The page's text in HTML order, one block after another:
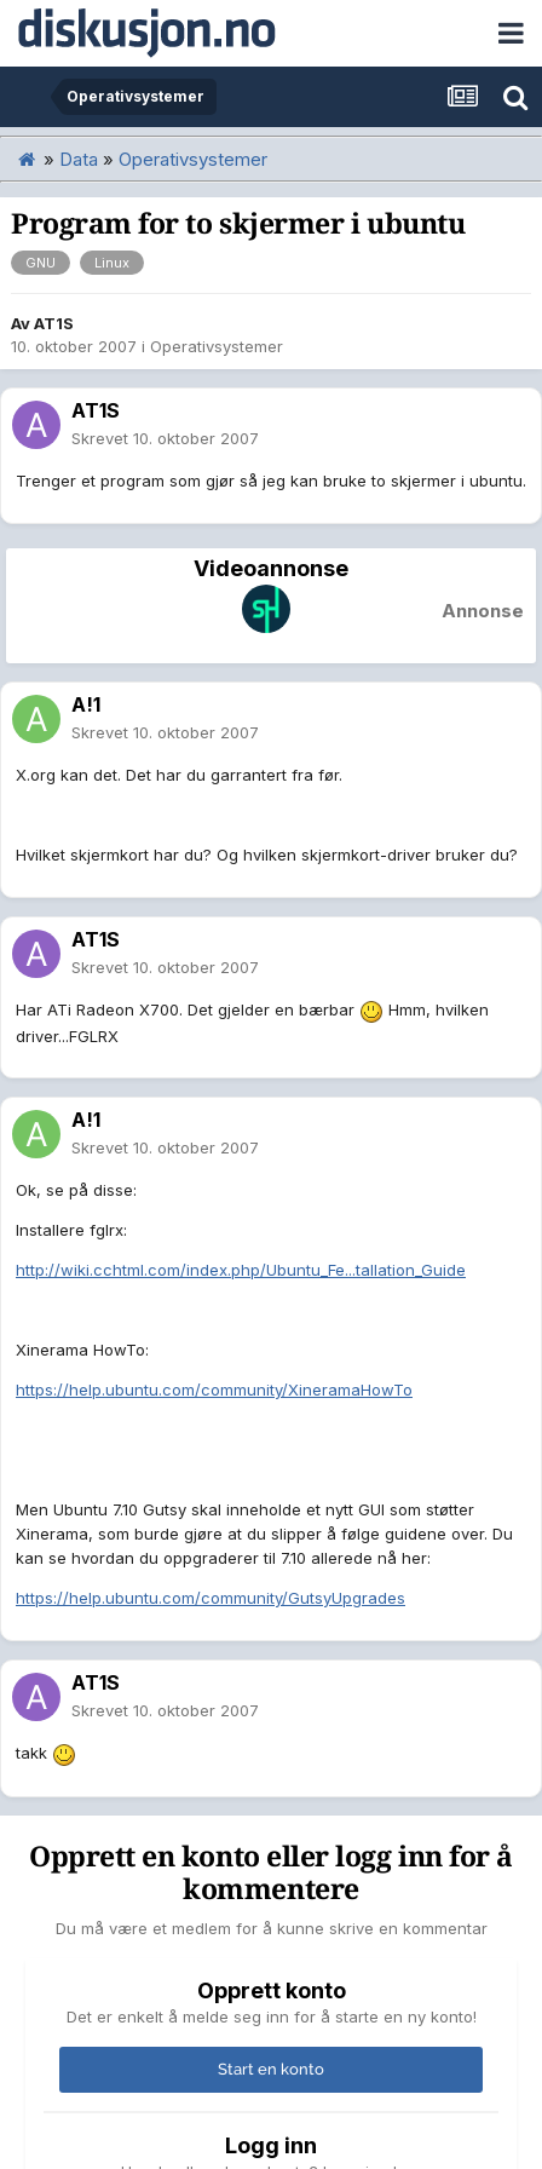
Operativsystemer
» Data » Operativsystemer
Program for to skjermer i ubuntu
GNU Linux
AvAT1S
10. oktober 2007 i Operativsystemer
AT1S
Skrevet 10. oktober 2007
Trenger et program som gjør så jeg kan bruke to skjermer i ubuntu.
Videoannonse
Annonse
A!1
Skrevet 10. oktober 2007
X.org kan det. Det har du garrantert fra før.
Hvilket skjermkort har du? Og hvilken skjermkort-driver bruker du?
AT1S
Skrevet 10. oktober 2007
Har ATi Radeon X700. Det gjelder en bærbar
Hmm, hvilken
driver...FGLRX
A!1
Skrevet 10. oktober 2007
Ok, se på disse:
Installere fglrx:
http://wiki.cchtml.com/index.php/Ubuntu_Fe...tallation_Guide
Xinerama HowTo:
https://help.ubuntu.com/community/XineramaHowTo
Men Ubuntu 7.10 Gutsy skal inneholde et nytt GUI som støtter
Xinerama, som burde gjøre at du slipper å følge guidene over. Du
kan se hvordan du oppgraderer til 7.10 allerede nå her:
https://help.ubuntu.com/community/GutsyUpgrades
AT1S
Skrevet 10. oktober 2007
takk
Opprett en konto eller logg inn for å
kommentere
Du må være et medlem for å kunne skrive en kommentar
Opprett konto
Det er enkelt å melde seg inn for å starte en ny konto!
Start en konto
Logg inn